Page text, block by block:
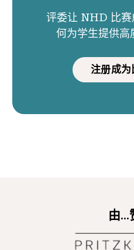
评委让 NHD 比赛
何为学生提供高
注册成为
由...